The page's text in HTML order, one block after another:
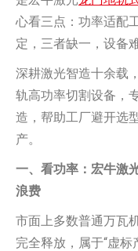
心看三点：功率适配
定，三者缺一，设备
深耕激光智造十余载
轨高功率切割设备，
造，帮助工厂避开选
产。
一、看功率：宏牛激
浪费
市面上多数普通万瓦
完全释放，属于“虚标